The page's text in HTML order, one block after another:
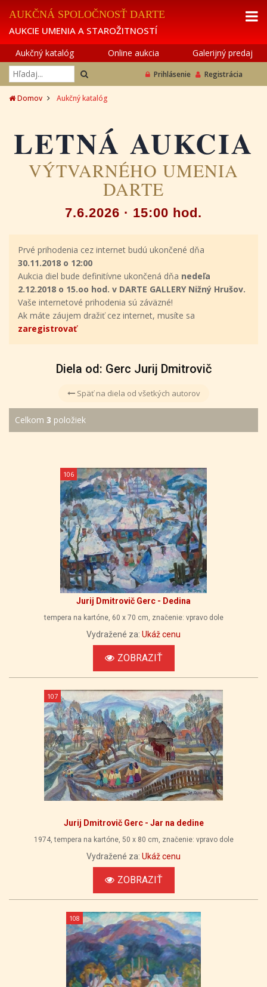
AUKČNÁ SPOLOČNOSŤ DARTE
AUKCIE UMENIA A STAROŽITNOSTÍ
Aukčný katalóg Online aukcia Galerijný predaj
Prihlásenie Registrácia
Domov Aukčný katalóg
LETNÁ AUKCIA
VÝTVARNÉHO UMENIA
DARTE
7.6.2026 · 15:00 hod.
Prvé prihodenia cez internet budú ukončené dňa
30.11.2018 o 12:00
Aukcia diel bude definitívne ukončená dňa nedeľa
2.12.2018 o 15.oo hod. v DARTE GALLERY Nižný Hrušov.
Vaše internetové prihodenia sú záväzné!
Ak máte záujem dražiť cez internet, musíte sa
zaregistrovať
Diela od: Gerc Jurij Dmitrovič
Späť na diela od všetkých autorov
Celkom 3 položiek
106
Jurij Dmitrovič Gerc - Dedina
tempera na kartóne, 60 x 70 cm, značenie: vpravo dole
Vydražené za: Ukáž cenu
ZOBRAZIŤ
107
Jurij Dmitrovič Gerc - Jar na dedine
1974, tempera na kartóne, 50 x 80 cm, značenie: vpravo dole
Vydražené za: Ukáž cenu
ZOBRAZIŤ
108